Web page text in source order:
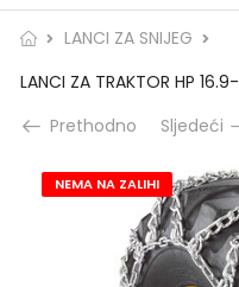
LANCI ZA SNIJEG
LANCI ZA TRAKTOR HP
Prethodno
Sljedeći
NEMA NA ZALIHI